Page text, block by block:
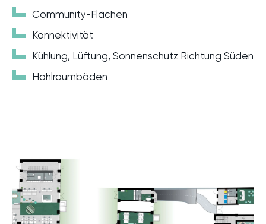
Community-Flächen
Konnektivität
Kühlung, Lüftung, Sonnenschutz Richtung Süden
Hohlraumböden